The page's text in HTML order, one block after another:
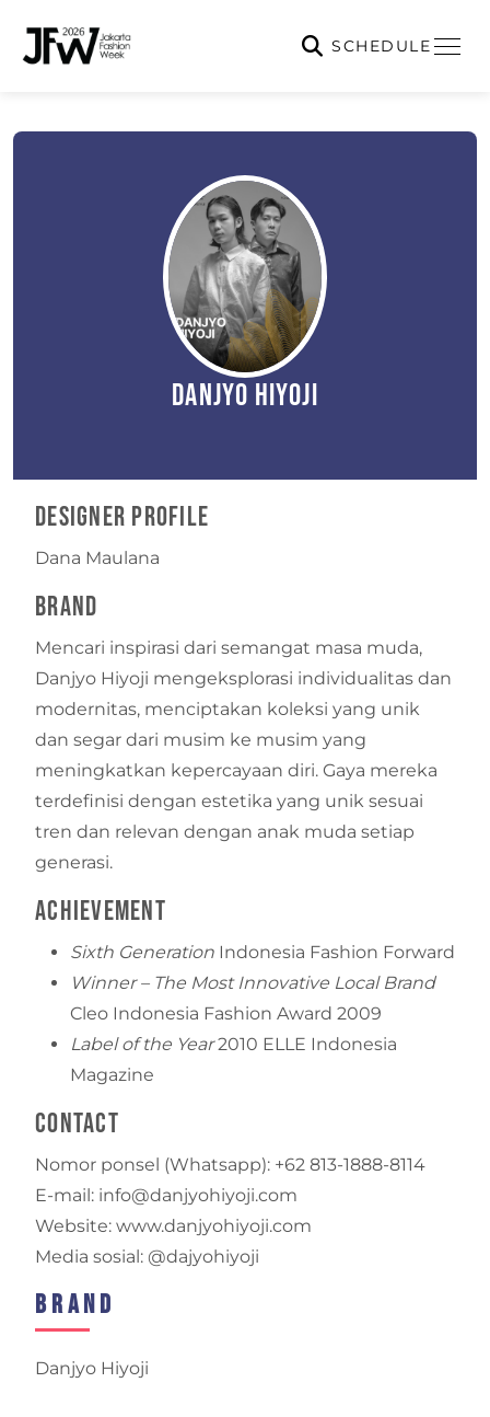
SCHEDULE
Danjyo Hiyoji
Designer Profile
Dana Maulana
Brand
Mencari inspirasi dari semangat masa muda,
Danjyo Hiyoji mengeksplorasi individualitas dan
modernitas, menciptakan koleksi yang unik
dan segar dari musim ke musim yang
meningkatkan kepercayaan diri. Gaya mereka
terdefinisi dengan estetika yang unik sesuai
tren dan relevan dengan anak muda setiap
generasi.
Achievement
Sixth Generation Indonesia Fashion Forward
Winner – The Most Innovative Local Brand
Cleo Indonesia Fashion Award 2009
Label of the Year2010 ELLE Indonesia
Magazine
Contact
Nomor ponsel (Whatsapp): +62 813-1888-8114
E-mail: info@danjyohiyoji.com
Website: www.danjyohiyoji.com
Media sosial: @dajyohiyoji
Brand
Danjyo Hiyoji